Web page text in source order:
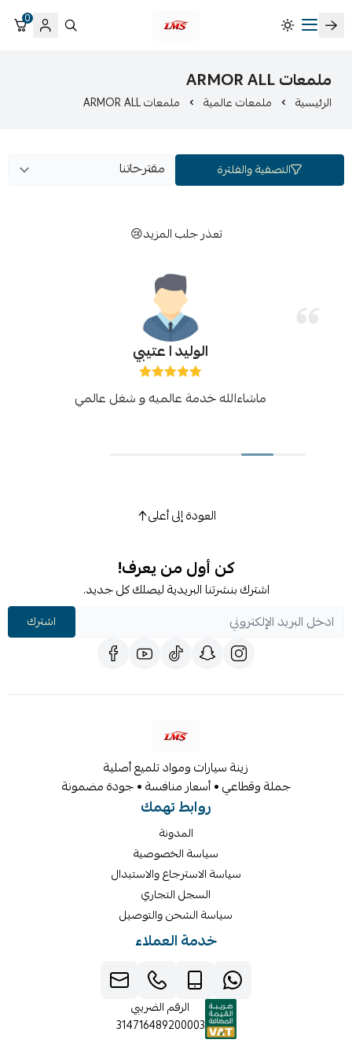
متجر لمسات الشرقية لزينة سيارات LMS
0
ملمعات ARMOR ALL
الرئيسية ملمعات عالمية ملمعات ARMOR ALL
التصفية والفلترة
تعذر جلب المزيد😢
الوليد ا عتيبي
ماشاءالله خدمة عالميه و شغل عالمي
العودة إلى أعلى
كن أول من يعرف!
اشترك بنشرتنا البريدية ليصلك كل جديد.
اشترك
زينة سيارات ومواد تلميع أصلية
جملة وقطاعي • أسعار منافسة • جودة مضمونة
روابط تهمك
المدونة
سياسة الخصوصية
سياسة الاسترجاع والاستبدال
السجل التجاري
سياسة الشحن والتوصيل
خدمة العملاء
الرقم الضريبي
314716489200003